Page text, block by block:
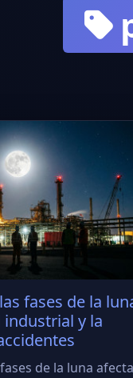
fases de la
y la
de la luna